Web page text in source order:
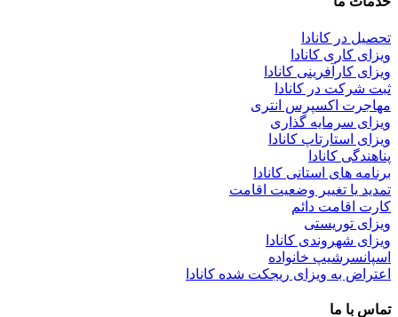
تحصیل در کانادا
ویزای کاری کانادا
ویزای کارآفرینی کانادا
ثبت شرکت در کانادا
مهاجرت اکسپرس انتری
ویزای سرمایه گذاری
ویزای استارتاپ کانادا
پناهندگی کانادا
برنامه های استانی کانادا
تمدید یا تغییر وضعیت اقامت
کارت اقامت دائم
ویزای توریستی
ویزای شهروندی کانادا
اسپانسرشیپ خانواده
اعتراض به ویزای ریجکت شده کانادا
تماس با ما